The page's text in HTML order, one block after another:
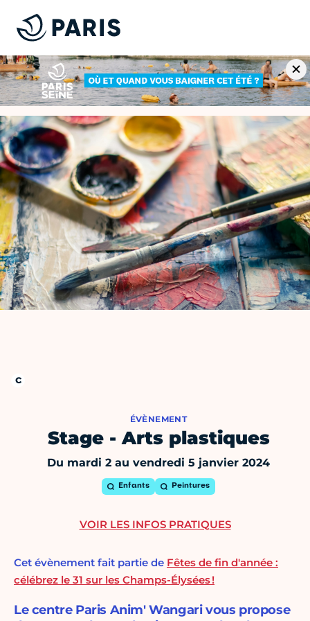
ÉVÈNEMENT
Stage - Arts plastiques
Du mardi 2 au vendredi 5 janvier 2024
Enfants Peintures
Cet évènement fait partie de Fêtes de fin d'année :
célébrez le 31 sur les Champs-Élysées !
Le centre Paris Anim' Wangari vous propose
VOIR LES INFOS PRATIQUES